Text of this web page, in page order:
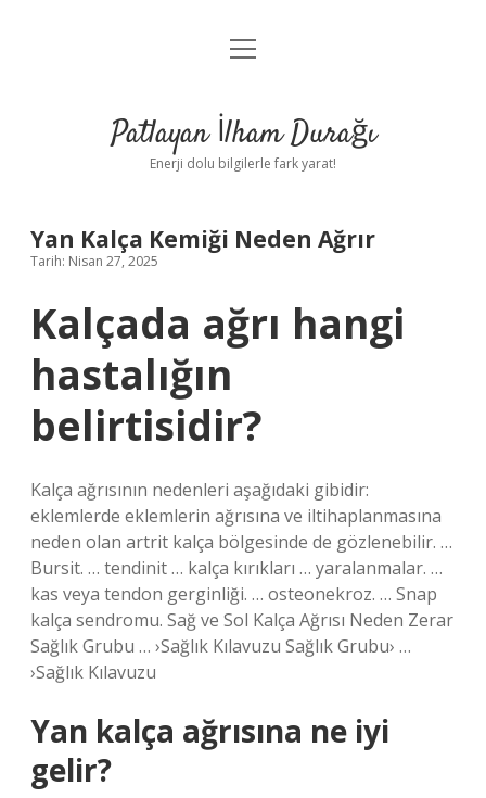
Anasayfa
Yasal Uyarı
menüyü
Patlayan İlham Durağı
Enerji dolu bilgilerle fark yarat!
Yan Kalça Kemiği Neden Ağrır
Tarih: Nisan 27, 2025
Kalçada ağrı hangi
hastalığın
belirtisidir?
Kalça ağrısının nedenleri aşağıdaki gibidir:
eklemlerde eklemlerin ağrısına ve iltihaplanmasına
neden olan artrit kalça bölgesinde de gözlenebilir. …
Bursit. … tendinit … kalça kırıkları … yaralanmalar. …
kas veya tendon gerginliği. … osteonekroz. … Snap
kalça sendromu. Sağ ve Sol Kalça Ağrısı Neden Zerar
Sağlık Grubu … ›Sağlık Kılavuzu Sağlık Grubu› …
›Sağlık Kılavuzu
Yan kalça ağrısına ne iyi
gelir?